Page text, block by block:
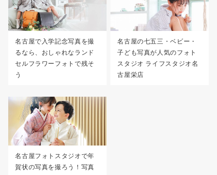
名古屋で入学記念写真を撮
るなら、おしゃれなランド
セルフラワーフォトで残そ
う
名古屋の七五三・ベビー・
子ども写真が人気のフォト
スタジオ ライフスタジオ名
古屋栄店
名古屋フォトスタジオで年
賀状の写真を撮ろう！写真